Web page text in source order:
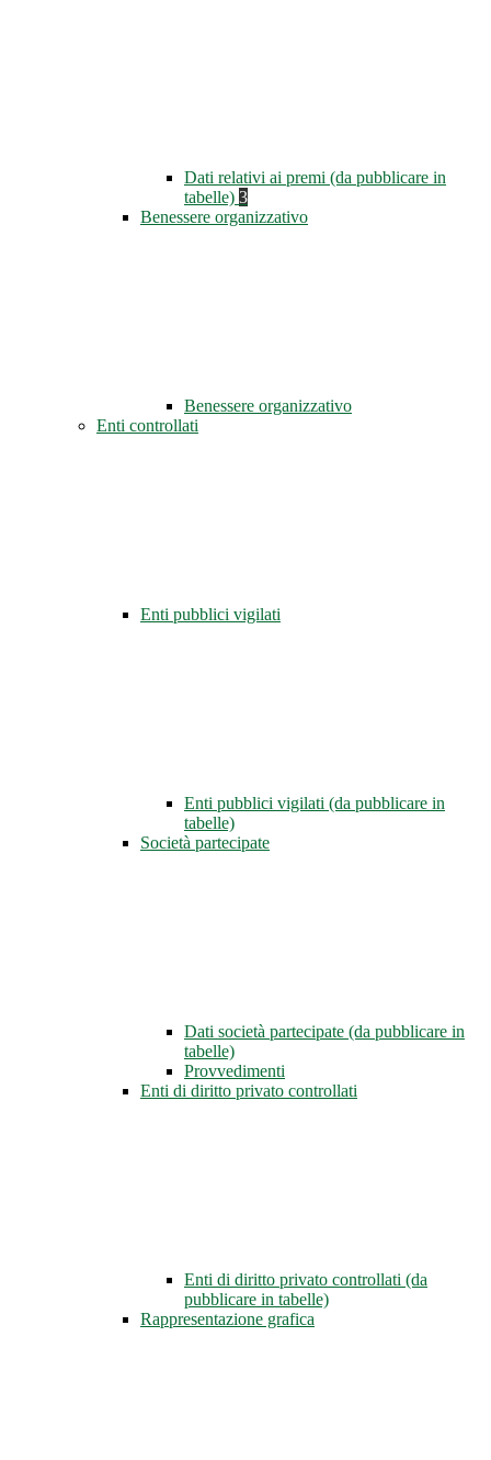
Dati relativi ai premi (da pubblicare in
tabelle) 3
Benessere organizzativo
Benessere organizzativo
Enti controllati
Enti pubblici vigilati
Enti pubblici vigilati (da pubblicare in
tabelle)
Società partecipate
Dati società partecipate (da pubblicare in
tabelle)
Provvedimenti
Enti di diritto privato controllati
Enti di diritto privato controllati (da
pubblicare in tabelle)
Rappresentazione grafica